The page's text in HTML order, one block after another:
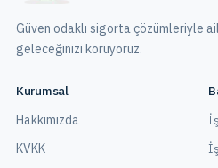
Güven odaklı sigorta çözümleriyle
geleceğinizi koruyoruz.
Kurumsal
Hakkımızda
KVKK